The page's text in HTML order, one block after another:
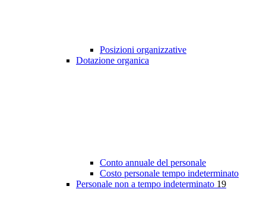
Posizioni organizzative
Dotazione organica
Conto annuale del personale
Costo personale tempo indeterminato
Personale non a tempo indeterminato 19